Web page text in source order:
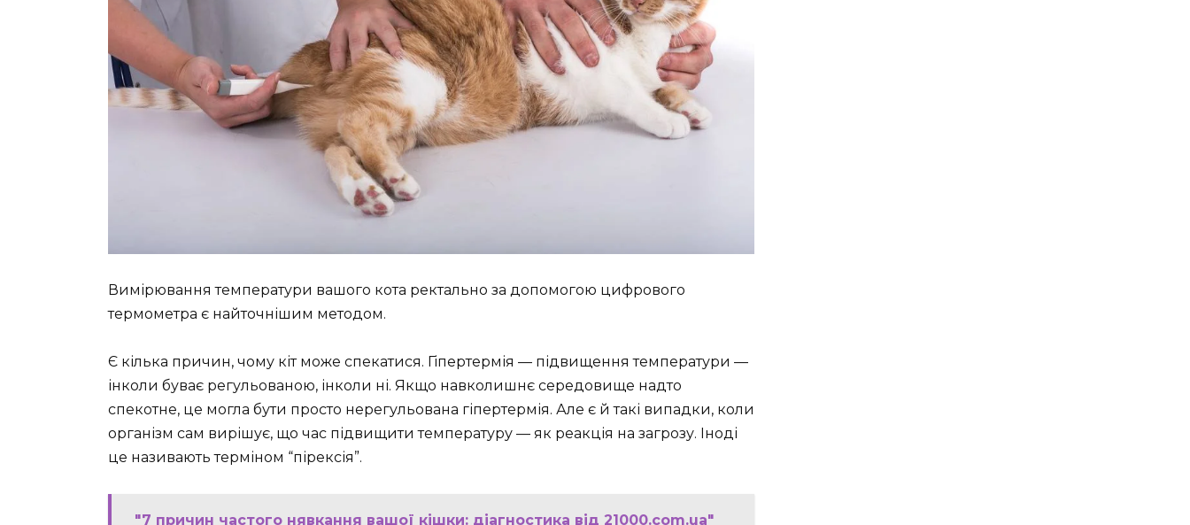
Вимірювання температури вашого кота ректально за допомогою цифрового
термометра є найточнішим методом.
Є кілька причин, чому кіт може спекатися. Гіпертермія — підвищення температури —
інколи буває регульованою, інколи ні. Якщо навколишнє середовище надто
спекотне, це могла бути просто нерегульована гіпертермія. Але є й такі випадки, коли
організм сам вирішує, що час підвищити температуру — як реакція на загрозу. Іноді
це називають терміном “пірексія”.
"7 причин частого нявкання вашої кішки: діагностика від 21000.com.ua"